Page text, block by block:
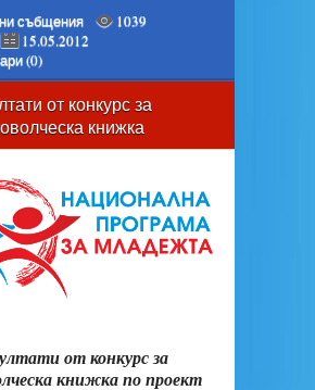
събщения
1039
15.05.2012
(0)
от конкурс за
книжка
от конкурс за
книжка по проект